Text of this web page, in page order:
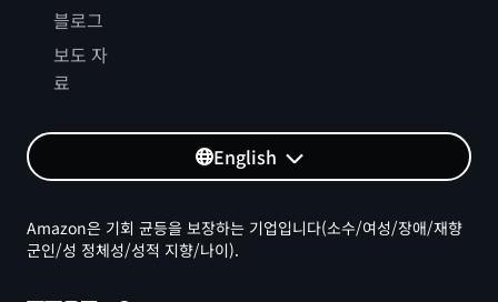
블로그
보도 자
료
English
Amazon은 기회 균등을 보장하는 기업입니다(소수/여성/장애/재향
군인/성 정체성/성적 지향/나이).